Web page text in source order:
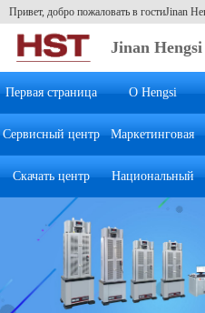
Привет, добро пожаловать в гостиJinan
Jinan
Ltd.
Первая страница О Hengsi
Сервисный центр Маркетинговая
система
Скачать центр Национальный